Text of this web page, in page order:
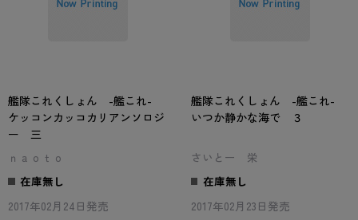
艦隊これくしょん -艦これ-
ケッコンカッコカリアンソロジ
ー 三
ｎａｏｔｏ
在庫無し
2017年02月24日発売
艦隊これくしょん -艦これ-
いつか静かな海で ３
さいとー 栄
在庫無し
2017年02月23日発売